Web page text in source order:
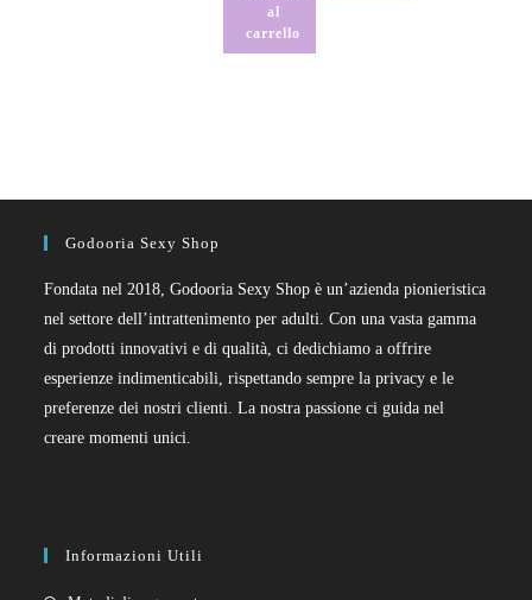
al
carrello
Godooria Sexy Shop
Fondata nel 2018, Godooria Sexy Shop è un’azienda pionieristica
nel settore dell’intrattenimento per adulti. Con una vasta gamma
di prodotti innovativi e di qualità, ci dedichiamo a offrire
esperienze indimenticabili, rispettando sempre la privacy e le
preferenze dei nostri clienti. La nostra passione ci guida nel
creare momenti unici.
Informazioni Utili